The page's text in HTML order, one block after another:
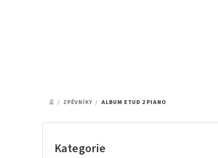
DOMŮ
/ ZPĚVNÍKY / ALBUM ETUD 2 PIANO
P
Přeskočit
Kategorie